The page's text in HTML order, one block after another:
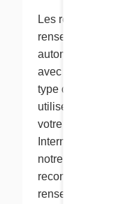
Les
avec ce site
type
utilisez. Une
votre
Internet.
notre serveur
reconnaître et